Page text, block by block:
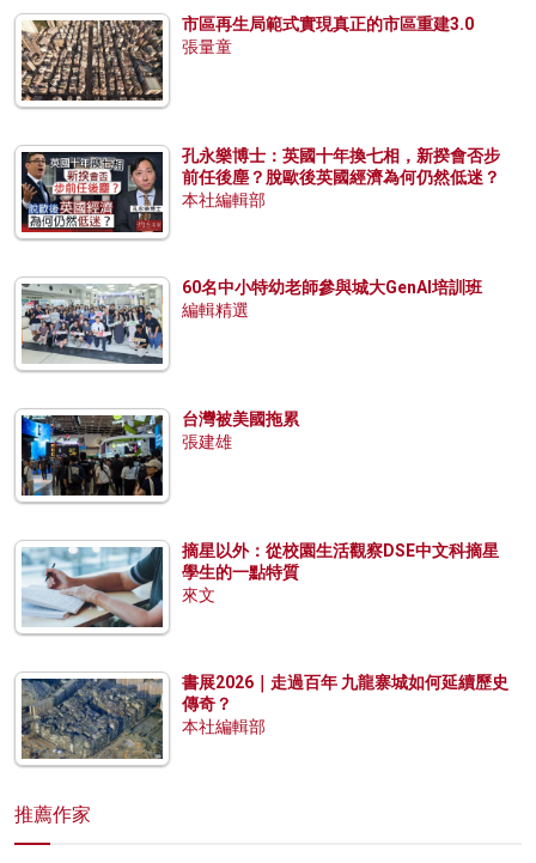
市區再生局範式實現真正的市區重建3.0
張量童
孔永樂博士：英國十年換七相，新揆會否步
前任後塵？脫歐後英國經濟為何仍然低迷？
本社編輯部
60名中小特幼老師參與城大GenAI培訓班
編輯精選
台灣被美國拖累
張建雄
摘星以外：從校園生活觀察DSE中文科摘星
學生的一點特質
來文
書展2026｜走過百年 九龍寨城如何延續歷史
傳奇？
本社編輯部
推薦作家